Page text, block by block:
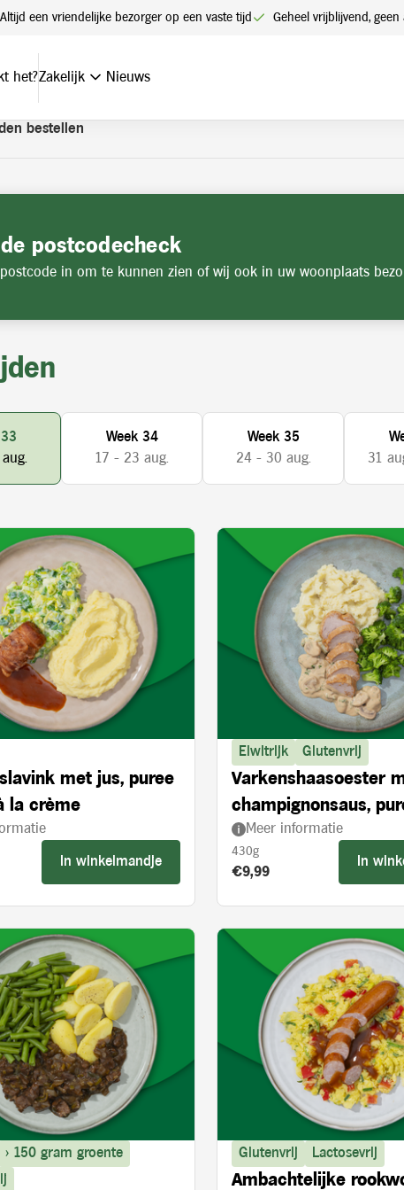
Altijd een vriendelijke bezorger op een vaste tijd Geheel vrijblijvend,
het?Zakelijk Nieuws
een account. Heeft u nog geen account? Vraag hier uw
bestellen
de postcodecheck
in om te kunnen zien of wij ook in uw woonplaats
Week 34
17 - 23 aug.
Week 35
24 - 30 aug.
31
met jus, puree
la crème
In winkelmandje
Eiwitrijk Glutenvrij
Varkenshaasoester
champignonsaus,
broccoli
Meer informatie
430g
Product prijs:
€9,99
In
> 150 gram groente
Glutenvrij Lactosevrij
Ambachtelijke